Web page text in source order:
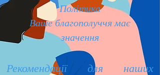
Політика
Ваше благополуччя має
значення
Рекомендації для наших